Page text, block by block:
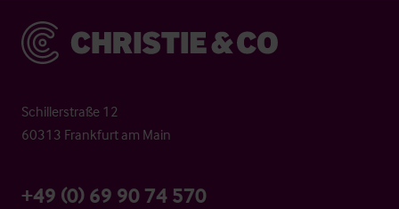
Christie & Co
Schillerstraße 12
60313 Frankfurt am Main
+49 (0) 69 90 74 570